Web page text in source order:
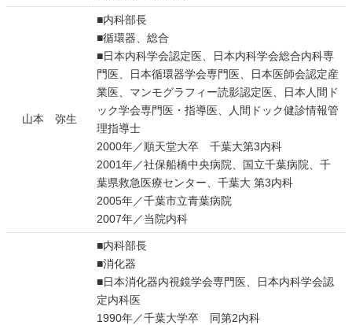
山本 弥生
■内科部長
■循環器、総合
■日本内科学会認定医、日本内科学会総合内科専
門医、日本循環器学会専門医、日本医師会認定産
業医、マンモグラフィー読影認定医、日本人間ド
ック学会専門医・指導医、人間ドック健診情報管
理指導士
2000年／順天堂大卒 千葉大第3内科
2001年／社保船橋中央病院、国立千葉病院、千
葉県救急医療センター、千葉大 第3内科
2005年／千葉市立青葉病院
2007年／当院内科
■内科部長
■消化器
■日本消化器内視鏡学会専門医、日本内科学会認
定内科医
1990年／千葉大学卒 同第2内科